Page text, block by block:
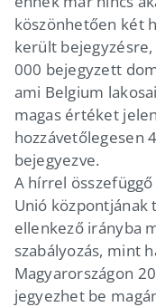
köszönhetően két
került
000 bejegyzett
ami Belgium
magas értéket
hozzávetőlegesen
bejegyezve.
A hírrel
Unió
ellenkező irányba
szabályozás, mint
Magyarországon
jegyezhet be